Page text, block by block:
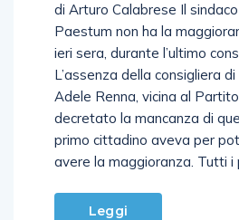
di Arturo Calabrese Il
Paestum non ha la
ieri sera, durante l’ultimo
L’assenza della consigliera
Adele Renna, vicina al
decretato la mancanza di
primo cittadino aveva per
avere la maggioranza. Tutti i
Leggi